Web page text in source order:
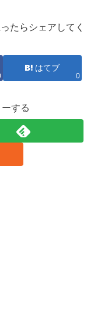
たらシェアしてく
はてブ
0
する